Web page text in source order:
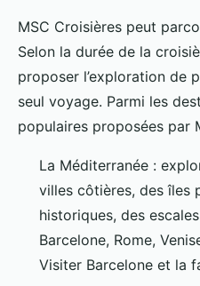
MSC Croisières peut
Selon la durée de la
proposer l’exploration de
seul voyage. Parmi les
populaires proposées par
La Méditerranée :
villes côtières, des îles
historiques, des
Barcelone, Rome,
Visiter Barcelone et la